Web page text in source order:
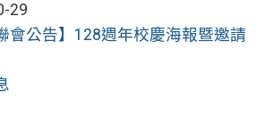
29
會公告】128週年校慶海報暨邀請